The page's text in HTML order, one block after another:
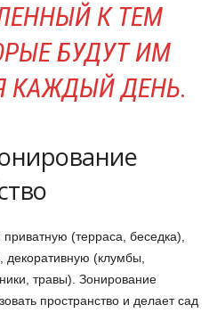
К ТЕМ
БУДУТ ИМ
КАЖДЫЙ ДЕНЬ.
(терраса, беседка),
декоративную (клумбы,
травы). Зонирование
пространство и делает сад